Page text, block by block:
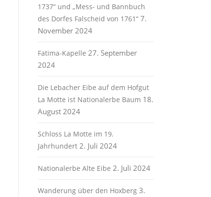
1737“ und „Mess- und Bannbuch
des Dorfes Falscheid von 1761“ 7.
November 2024
Fatima-Kapelle 27. September
2024
Die Lebacher Eibe auf dem Hofgut
La Motte ist Nationalerbe Baum 18.
August 2024
Schloss La Motte im 19.
Jahrhundert 2. Juli 2024
Nationalerbe Alte Eibe 2. Juli 2024
Wanderung über den Hoxberg 3.